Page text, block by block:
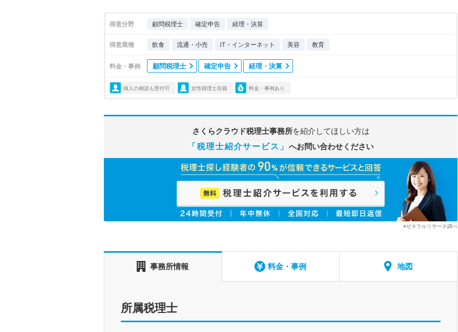
得意分野 顧問税理士 確定申告 経理・決算
得意業種 飲食 流通・小売 IT・インターネット 美容 教育
料金・事例 顧問税理士 確定申告 経理・決算
個人の相談も受付可 女性税理士在籍 料金・事例あり
さくらクラウド税理士事務所を紹介してほしい方は
「税理士紹介サービス」へお問い合わせください
※ゼネラルリサーチ調べ
事務所情報 料金・事例 地図
所属税理士